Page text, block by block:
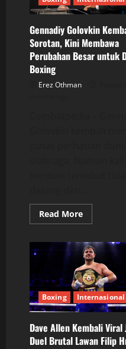
Gennadiy Golovkin
Sorotan, Kini Membawa
Perubahan Besar untuk
Boxing
Erez Othman
Read MoreRead
more
Golovkin
Kembali
Jadi
Sorotan,
Kini
Membawa
Perubahan
Besar
untuk
Dunia
Boxing
Boxing Internasional
Dave Allen Kembali Viral
Duel Brutal Lawan Filip